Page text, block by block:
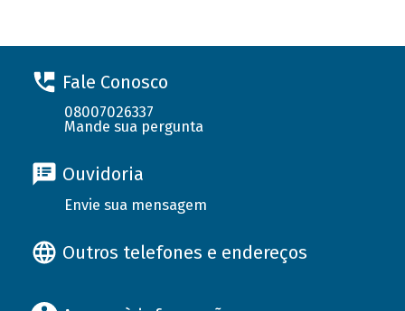
Fale Conosco
08007026337
Mande sua pergunta
Ouvidoria
Envie sua mensagem
Outros telefones e endereços